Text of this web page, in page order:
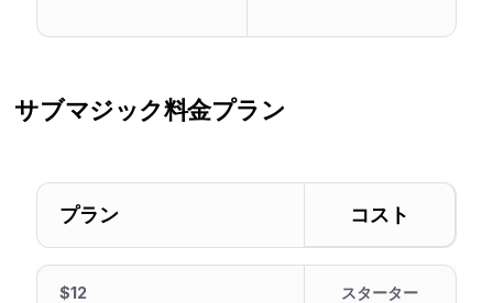
サブマジック料金プラン
プラン コスト
$12 スターター